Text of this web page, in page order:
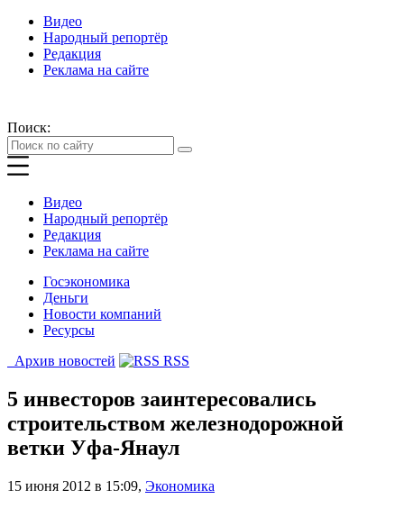
Видео
Народный репортёр
Редакция
Реклама на сайте
Поиск:
Видео
Народный репортёр
Редакция
Реклама на сайте
Госэкономика
Деньги
Новости компаний
Ресурсы
Архив новостей
RSS
5 инвесторов заинтересовались
строительством железнодорожной
ветки Уфа-Янаул
15 июня 2012 в 15:09, Экономика